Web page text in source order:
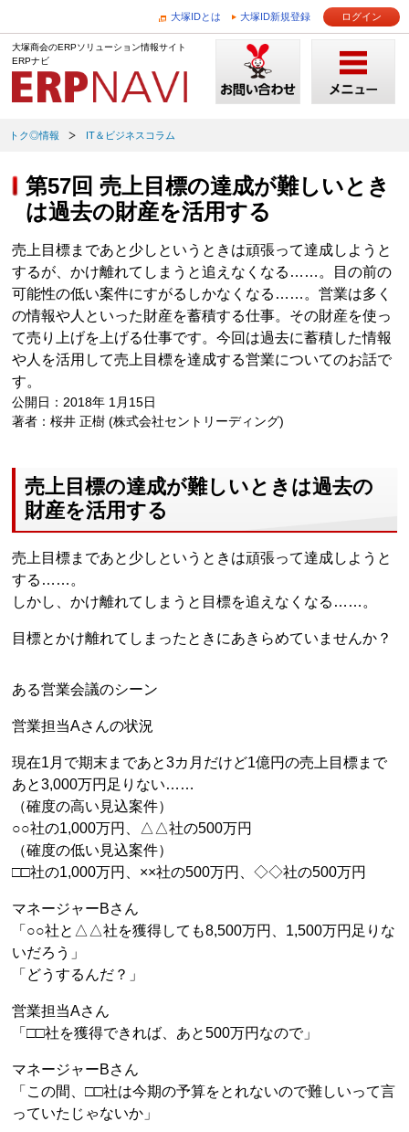
大塚IDとは 大塚ID新規登録 ログイン
大塚商会のERPソリューション情報サイト
ERPナビ
トク◎情報 IT＆ビジネスコラム
第57回 売上目標の達成が難しいとき
は過去の財産を活用する
売上目標まであと少しというときは頑張って達成しようと
するが、かけ離れてしまうと追えなくなる……。目の前の
可能性の低い案件にすがるしかなくなる……。営業は多く
の情報や人といった財産を蓄積する仕事。その財産を使っ
て売り上げを上げる仕事です。今回は過去に蓄積した情報
や人を活用して売上目標を達成する営業についてのお話で
す。
公開日：2018年 1月15日
著者：桜井 正樹 (株式会社セントリーディング)
売上目標の達成が難しいときは過去の
財産を活用する
売上目標まであと少しというときは頑張って達成しようと
する……。
しかし、かけ離れてしまうと目標を追えなくなる……。
目標とかけ離れてしまったときにあきらめていませんか？
ある営業会議のシーン
営業担当Aさんの状況
現在1月で期末まであと3カ月だけど1億円の売上目標まで
あと3,000万円足りない……
（確度の高い見込案件）
○○社の1,000万円、△△社の500万円
（確度の低い見込案件）
□□社の1,000万円、××社の500万円、◇◇社の500万円
マネージャーBさん
「○○社と△△社を獲得しても8,500万円、1,500万円足りな
いだろう」
「どうするんだ？」
営業担当Aさん
「□□社を獲得できれば、あと500万円なので」
マネージャーBさん
「この間、□□社は今期の予算をとれないので難しいって言
っていたじゃないか」